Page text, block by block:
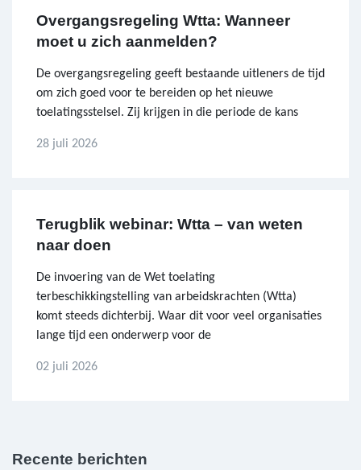
Overgangsregeling Wtta: Wanneer
moet u zich aanmelden?
De overgangsregeling geeft bestaande uitleners de tijd
om zich goed voor te bereiden op het nieuwe
toelatingsstelsel. Zij krijgen in die periode de kans
28 juli 2026
Terugblik webinar: Wtta – van weten
naar doen
De invoering van de Wet toelating
terbeschikkingstelling van arbeidskrachten (Wtta)
komt steeds dichterbij. Waar dit voor veel organisaties
lange tijd een onderwerp voor de
02 juli 2026
Recente berichten